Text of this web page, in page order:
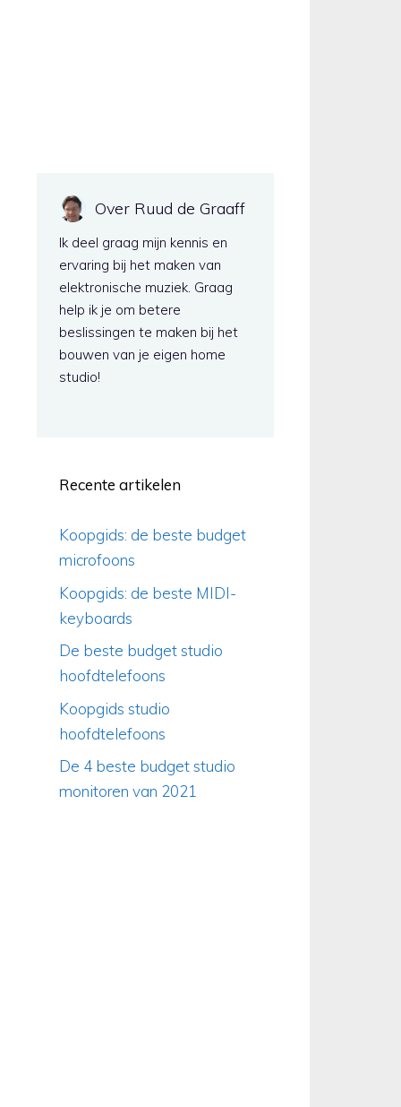
Over Ruud de Graaff
Ik deel graag mijn kennis en
ervaring bij het maken van
elektronische muziek. Graag
help ik je om betere
beslissingen te maken bij het
bouwen van je eigen home
studio!
Recente artikelen
Koopgids: de beste budget
microfoons
Koopgids: de beste MIDI-
keyboards
De beste budget studio
hoofdtelefoons
Koopgids studio
hoofdtelefoons
De 4 beste budget studio
monitoren van 2021